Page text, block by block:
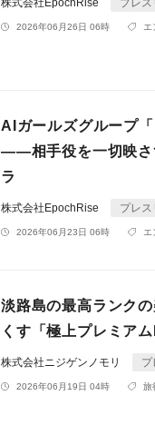
株式会社EpochRise プレス
2026年06月26日 06時 エ
AIガールズグループ
——相手役を一切映さ
ラ
株式会社EpochRise プレス
2026年06月23日 06時 エ
淡路島の最高ランク
くす「極上プレミア
株式会社ニジゲンノモリ プ
2026年06月19日 04時 旅